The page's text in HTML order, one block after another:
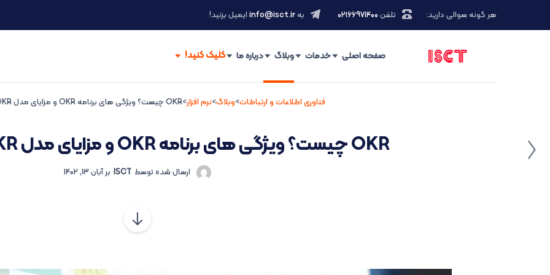
هر گونه سوالی دارید: تلفن ۰۲۱66971400 بهinfo@isct.ir ایمیل بزنید!
صفحه اصلی خدمات وبلاگ درباره ما
فناوری اطلاعات و ارتباطات>وبلاگ>نرم افزار>OKR چیست؟ ویژگی های برنامه OKR و مزایای مدل OKR در کسب و کار
OKR چیست؟ ویژگی های برنامه OKR و مزایای مدل OKR در کسب و کار
ارسال شده توسط ISCT برآبان 13, 1402